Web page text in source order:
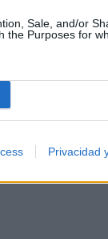
Sale, and/or
the Purposes for
Privacidad